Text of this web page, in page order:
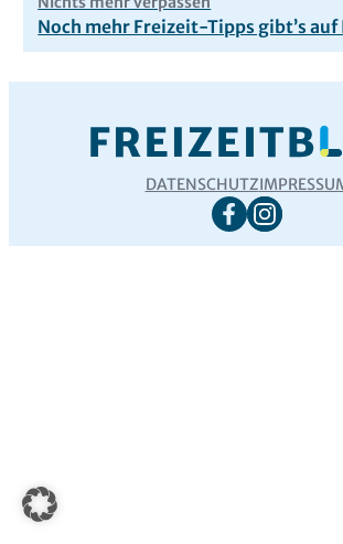
Noch mehr Freizeit-Tipps gibt’s
DATENSCHUTZ